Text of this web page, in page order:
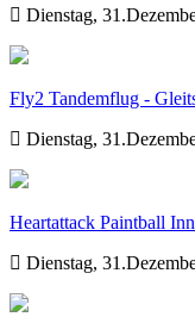
Dienstag,
Fly2 Tandemflug -
Dienstag,
Heartattack Paintball
Dienstag,